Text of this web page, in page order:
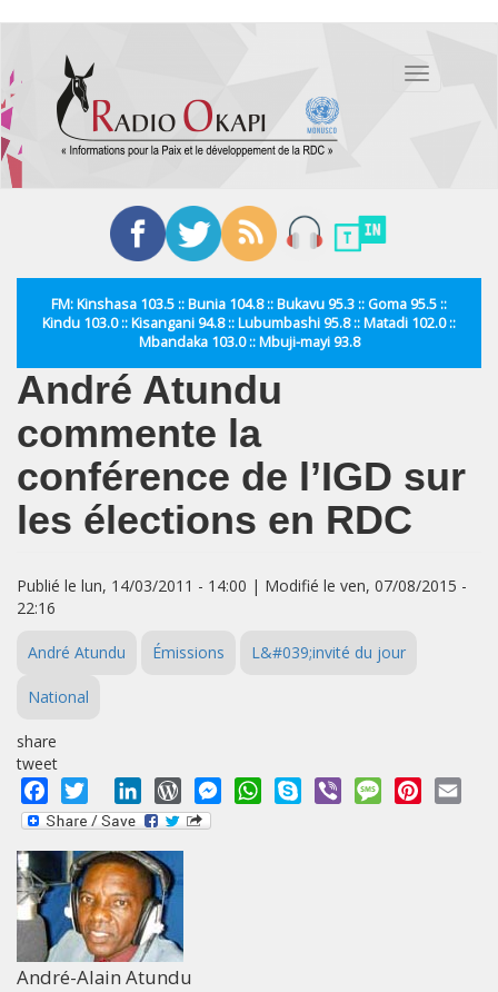
contenu
principal
Toggle
FM: Kinshasa 103.5 :: Bunia 104.8 :: Bukavu 95.3 :: Goma 95.5 ::
Kindu 103.0 :: Kisangani 94.8 :: Lubumbashi 95.8 :: Matadi 102.0 ::
Mbandaka 103.0 :: Mbuji-mayi 93.8
André Atundu
commente la
conférence de l’IGD sur
les élections en RDC
Publié le lun, 14/03/2011 - 14:00 | Modifié le ven, 07/08/2015 -
22:16
André Atundu Émissions L&#039;invité du jour
National
share
tweet
Facebook
Twitter LinkedInWordPressMessengerWhatsApp
Skype Viber MessagePinterest
André-Alain Atundu